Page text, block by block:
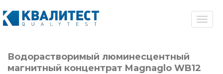
Водорастворимый люминесцентный
магнитный концентрат Magnaglo WB12